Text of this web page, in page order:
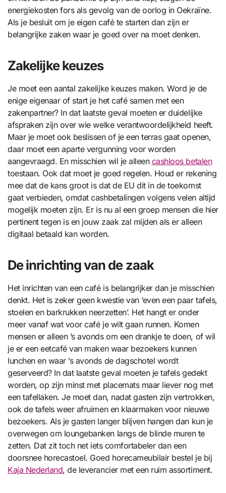
energiekosten fors als gevolg van de oorlog in Oekraïne.
Als je besluit om je eigen café te starten dan zijn er
belangrijke zaken waar je goed over na moet denken.
Zakelijke keuzes
Je moet een aantal zakelijke keuzes maken. Word je de
enige eigenaar of start je het café samen met een
zakenpartner? In dat laatste geval moeten er duidelijke
afspraken zijn over wie welke verantwoordelijkheid heeft.
Maar je moet ook beslissen of je een terras gaat openen,
daar moet een aparte vergunning voor worden
aangevraagd. En misschien wil je alleen cashloos betalen
toestaan. Ook dat moet je goed regelen. Houd er rekening
mee dat de kans groot is dat de EU dit in de toekomst
gaat verbieden, omdat cashbetalingen volgens velen altijd
mogelijk moeten zijn. Er is nu al een groep mensen die hier
pertinent tegen is en jouw zaak zal mijden als er alleen
digitaal betaald kan worden.
De inrichting van de zaak
Het inrichten van een café is belangrijker dan je misschien
denkt. Het is zeker geen kwestie van ‘even een paar tafels,
stoelen en barkrukken neerzetten’. Het hangt er onder
meer vanaf wat voor café je wilt gaan runnen. Komen
mensen er alleen ’s avonds om een drankje te doen, of wil
je er een eetcafé van maken waar bezoekers kunnen
lunchen en waar ’s avonds de dagschotel wordt
geserveerd? In dat laatste geval moeten je tafels gedekt
worden, op zijn minst met placemats maar liever nog met
een tafellaken. Je moet dan, nadat gasten zijn vertrokken,
ook de tafels weer afruimen en klaarmaken voor nieuwe
bezoekers. Als je gasten langer blijven hangen dan kun je
overwegen om loungebanken langs de blinde muren te
zetten. Dat zit toch net iets comfortabeler dan een
doorsnee horecastoel. Goed horecameubilair bestel je bij
Kaja Nederland, de leverancier met een ruim assortiment.